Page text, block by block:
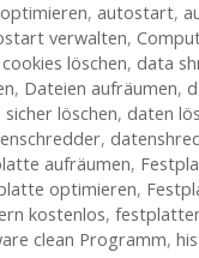
, autostart,
verwalten,
cookies löschen, data
, Dateien aufräumen,
löschen, daten
,
aufräumen,
optimieren,
kostenlos,
clean Programm,